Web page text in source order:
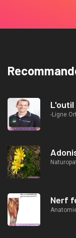
-Ligne
Nerf